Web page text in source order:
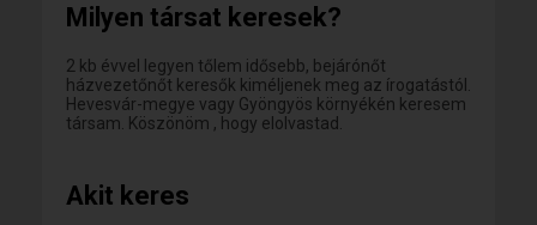
Milyen társat keresek?
2 kb évvel legyen tőlem idősebb, bejárónőt
házvezetőnőt keresők kiméljenek meg az írogatástól.
Hevesvár-megye vagy Gyöngyös környékén keresem
társam. Köszönöm , hogy elolvastad.
Akit keres